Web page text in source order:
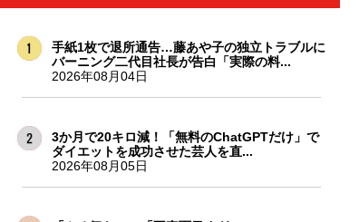
手紙1枚で退所通告…藤あや子の独立トラブルに
バーニング二代目社長が告白「実際の料...
2026年08月04日
3か月で20キロ減！「無料のChatGPTだけ」で
ダイエットを成功させた芸人を直...
2026年08月05日